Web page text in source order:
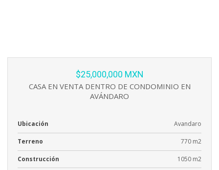
$25,000,000 MXN
CASA EN VENTA DENTRO DE CONDOMINIO EN
AVÁNDARO
Ubicación Avandaro
Terreno 770 m2
Construcción 1050 m2